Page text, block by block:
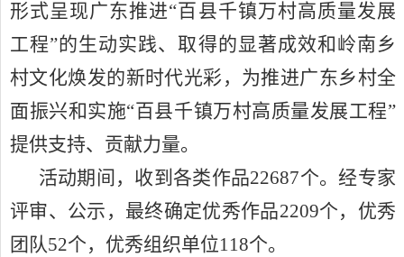
形式呈现广东推进“百县千镇万村高质量发展
工程”的生动实践、取得的显著成效和岭南乡
村文化焕发的新时代光彩，为推进广东乡村全
面振兴和实施“百县千镇万村高质量发展工程”
提供支持、贡献力量。
活动期间，收到各类作品22687个。经专家
评审、公示，最终确定优秀作品2209个，优秀
团队52个，优秀组织单位118个。